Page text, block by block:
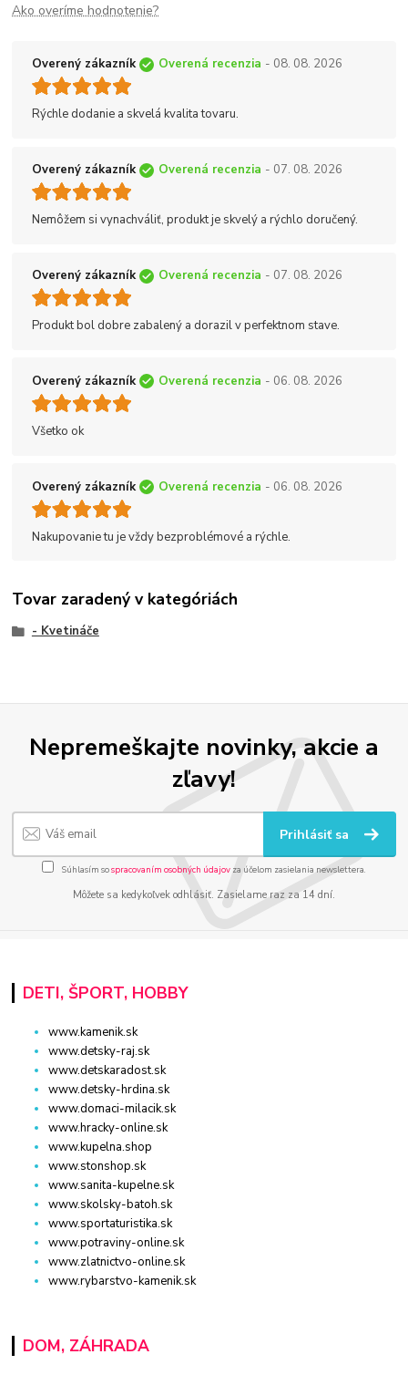
Ako overíme hodnotenie?
Overený zákazník Overená recenzia - 08. 08. 2026
Rýchle dodanie a skvelá kvalita tovaru.
Overený zákazník Overená recenzia - 07. 08. 2026
Nemôžem si vynachváliť, produkt je skvelý a rýchlo doručený.
Overený zákazník Overená recenzia - 07. 08. 2026
Produkt bol dobre zabalený a dorazil v perfektnom stave.
Overený zákazník Overená recenzia - 06. 08. 2026
Všetko ok
Overený zákazník Overená recenzia - 06. 08. 2026
Nakupovanie tu je vždy bezproblémové a rýchle.
Tovar zaradený v kategóriách
- Kvetináče
Nepremeškajte novinky, akcie a
zľavy!
Prihlásiť sa
Súhlasím sospracovaním osobných údajov za účelom zasielania newslettera.
Môžete sa kedykoľvek odhlásiť. Zasielame raz za 14 dní.
DETI, ŠPORT, HOBBY
www.kamenik.sk
www.detsky-raj.sk
www.detskaradost.sk
www.detsky-hrdina.sk
www.domaci-milacik.sk
www.hracky-online.sk
www.kupelna.shop
www.stonshop.sk
www.sanita-kupelne.sk
www.skolsky-batoh.sk
www.sportaturistika.sk
www.potraviny-online.sk
www.zlatnictvo-online.sk
www.rybarstvo-kamenik.sk
DOM, ZÁHRADA